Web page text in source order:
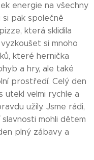
energie na všechny
pak společně
která sklidila
si mnoho
které hernička
a hry, ale také
prostředí. Celý den
utekl velmi rychle a
užily. Jsme rádi,
mohli dětem
plný zábavy a